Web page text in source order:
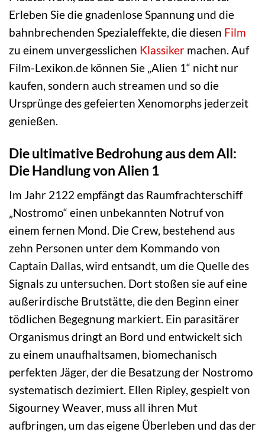
Erleben Sie die gnadenlose Spannung und die
bahnbrechenden Spezialeffekte, die diesen Film
zu einem unvergesslichen Klassiker machen. Auf
Film-Lexikon.de können Sie „Alien 1“ nicht nur
kaufen, sondern auch streamen und so die
Ursprünge des gefeierten Xenomorphs jederzeit
genießen.
Die ultimative Bedrohung aus dem All:
Die Handlung von Alien 1
Im Jahr 2122 empfängt das Raumfrachterschiff
„Nostromo“ einen unbekannten Notruf von
einem fernen Mond. Die Crew, bestehend aus
zehn Personen unter dem Kommando von
Captain Dallas, wird entsandt, um die Quelle des
Signals zu untersuchen. Dort stoßen sie auf eine
außerirdische Brutstätte, die den Beginn einer
tödlichen Begegnung markiert. Ein parasitärer
Organismus dringt an Bord und entwickelt sich
zu einem unaufhaltsamen, biomechanisch
perfekten Jäger, der die Besatzung der Nostromo
systematisch dezimiert. Ellen Ripley, gespielt von
Sigourney Weaver, muss all ihren Mut
aufbringen, um das eigene Überleben und das der